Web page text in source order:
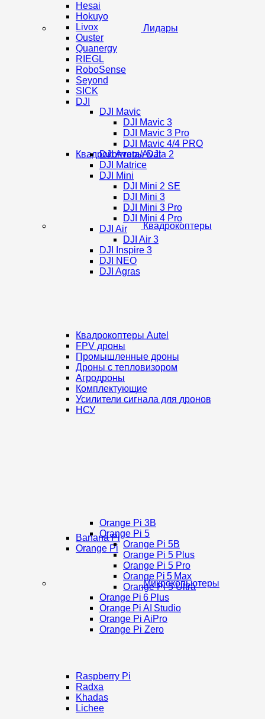
Лидары
Hesai
Hokuyo
Livox
Ouster
Quanergy
RIEGL
RoboSense
Seyond
SICK
DJI
Квадрокоптеры
Квадрокоптеры DJI
DJI Mavic
DJI Mavic 3
DJI Mavic 3 Pro
DJI Mavic 4/4 PRO
DJI Avata/Avata 2
DJI Matrice
DJI Mini
DJI Mini 2 SE
DJI Mini 3
DJI Mini 3 Pro
DJI Mini 4 Pro
DJI Air
DJI Air 3
DJI Inspire 3
DJI NEO
DJI Agras
Квадрокоптеры Autel
FPV дроны
Промышленные дроны
Дроны с тепловизором
Агродроны
Комплектующие
Усилители сигнала для дронов
НСУ
Микрокопьютеры
Banana Pi
Orange Pi
Orange Pi 3B
Orange Pi 5
Orange Pi 5B
Orange Pi 5 Plus
Orange Pi 5 Pro
Orange Pi 5 Max
Orange Pi 5 Ultra
Orange Pi 6 Plus
Orange Pi AI Studio
Orange Pi AiPro
Orange Pi Zero
Raspberry Pi
Radxa
Khadas
Lichee